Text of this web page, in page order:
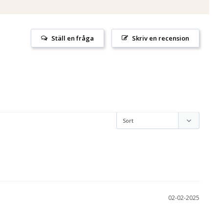
Skriv en recension
Ställ en fråga
02-02-2025